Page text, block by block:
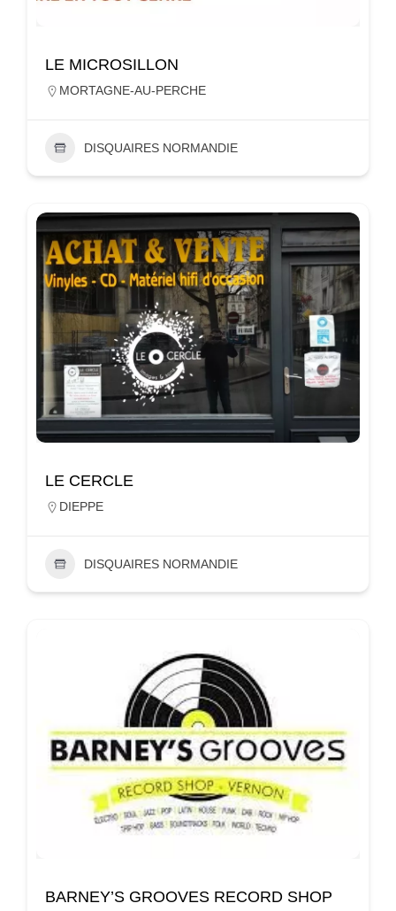
LE MICROSILLON
MORTAGNE-AU-PERCHE
DISQUAIRES NORMANDIE
LE CERCLE
DIEPPE
DISQUAIRES NORMANDIE
BARNEY’S GROOVES RECORD SHOP